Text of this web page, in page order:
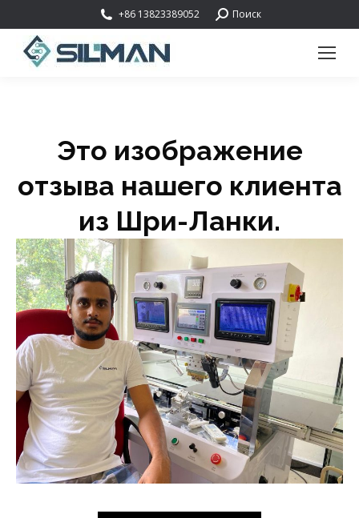
+86 13823389052 Поиск:Поиск
Это изображение
отзыва нашего клиента
из Шри-Ланки.